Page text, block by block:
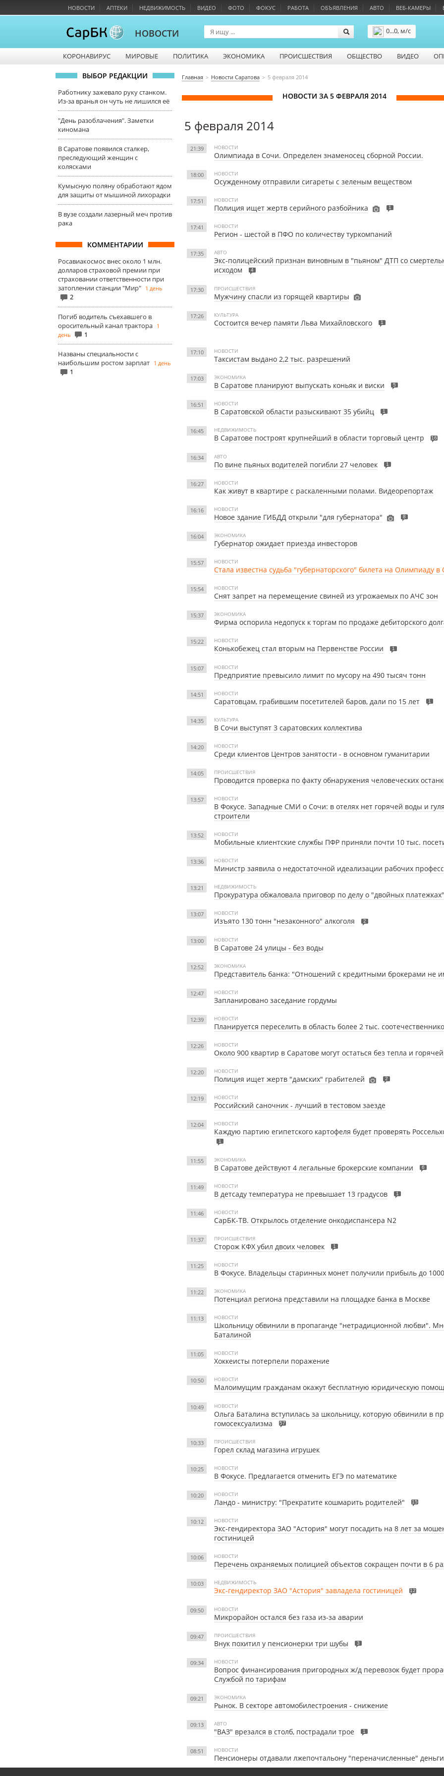
НОВОСТИ АПТЕКИ НЕДВИЖИМОСТЬ ВИДЕО ФОТО ФОКУС РАБОТА ОБЪЯВЛЕНИЯ АВТО ВЕБ-КАМЕРЫ
НОВОСТИ
0...0, м/с
КОРОНАВИРУС МИРОВЫЕ ПОЛИТИКА ЭКОНОМИКА ПРОИСШЕСТВИЯ ОБЩЕСТВО ВИДЕО
ВЫБОР РЕДАКЦИИ
Работнику зажевало руку станком.
Из-за вранья он чуть не лишился её
"День разоблачения". Заметки
киномана
В Саратове появился сталкер,
преследующий женщин с
колясками
Кумысную поляну обработают ядом
для защиты от мышиной лихорадки
В вузе создали лазерный меч против
рака
КОММЕНТАРИИ
Росавиакосмос внес около 1 млн.
долларов страховой премии при
страховании ответственности при
затоплении станции "Мир" 1 день
2
Погиб водитель съехавшего в
оросительный канал трактора 1
день
1
Названы специальности с
наибольшим ростом зарплат 1 день
1
Главная Новости Саратова 5 февраля 2014
НОВОСТИ ЗА 5 ФЕВРАЛЯ 2014
5 февраля 2014
21:39 НОВОСТИ
Олимпиада в Сочи. Определен знаменосец сборной России.
18:00 НОВОСТИ
Осужденному отправили сигареты с зеленым веществом
17:51 НОВОСТИ
Полиция ищет жертв серийного разбойника 1
17:41 НОВОСТИ
Регион - шестой в ПФО по количеству туркомпаний
17:35 АВТО
Экс-полицейский признан виновным в "пьяном" ДТП со
исходом
4
17:30 ПРОИСШЕСТВИЯ
Мужчину спасли из горящей квартиры
17:26 КУЛЬТУРА
Состоится вечер памяти Льва Михайловского 1
17:10 НОВОСТИ
Таксистам выдано 2,2 тыс. разрешений
17:03 ЭКОНОМИКА
В Саратове планируют выпускать коньяк и виски 5
16:51 НОВОСТИ
В Саратовской области разыскивают 35 убийц 1
16:45 НЕДВИЖИМОСТЬ
В Саратове построят крупнейший в области торговый центр 16
16:34 АВТО
По вине пьяных водителей погибли 27 человек 1
16:27 НОВОСТИ
Как живут в квартире с раскаленными полами. Видеорепортаж
16:16 НОВОСТИ
Новое здание ГИБДД открыли "для губернатора" 8
16:04 ЭКОНОМИКА
Губернатор ожидает приезда инвесторов
15:57 НОВОСТИ
Стала известна судьба "губернаторского" билета на Олимпиаду в
15:54 НОВОСТИ
Снят запрет на перемещение свиней из угрожаемых по АЧС зон
15:37 ЭКОНОМИКА
Фирма оспорила недопуск к торгам по продаже дебиторского
15:22 НОВОСТИ
Конькобежец стал вторым на Первенстве России 1
15:07 НОВОСТИ
Предприятие превысило лимит по мусору на 490 тысяч тонн
14:51 НОВОСТИ
Саратовцам, грабившим посетителей баров, дали по 15 лет 1
14:35 КУЛЬТУРА
В Сочи выступят 3 саратовских коллектива
14:20 НОВОСТИ
Среди клиентов Центров занятости - в основном гуманитарии
14:05 ПРОИСШЕСТВИЯ
Проводится проверка по факту обнаружения человеческих
13:57 НОВОСТИ
В Фокусе. Западные СМИ о Сочи: в отелях нет горячей воды и
строители
13:52 НОВОСТИ
Мобильные клиентские службы ПФР приняли почти 10 тыс.
13:36 НОВОСТИ
Министр заявила о недостаточной идеализации рабочих
13:21 НЕДВИЖИМОСТЬ
Прокуратура обжаловала приговор по делу о "двойных платежках"
13:07 НОВОСТИ
Изъято 130 тонн "незаконного" алкоголя 2
13:00 НОВОСТИ
В Саратове 24 улицы - без воды
12:52 ЭКОНОМИКА
Представитель банка: "Отношений с кредитными брокерами не
12:47 НОВОСТИ
Запланировано заседание гордумы
12:39 НОВОСТИ
Планируется переселить в область более 2 тыс.
12:26 НОВОСТИ
Около 900 квартир в Саратове могут остаться без тепла и
12:20 НОВОСТИ
Полиция ищет жертв "дамских" грабителей 2
12:19 НОВОСТИ
Российский саночник - лучший в тестовом заезде
12:04 НОВОСТИ
Каждую партию египетского картофеля будет проверять
1
11:55 ЭКОНОМИКА
В Саратове действуют 4 легальные брокерские компании 6
11:49 НОВОСТИ
В детсаду температура не превышает 13 градусов 1
11:46 НОВОСТИ
СарБК-ТВ. Открылось отделение онкодиспансера N2
11:37 ПРОИСШЕСТВИЯ
Сторож КФХ убил двоих человек 1
11:25 НОВОСТИ
В Фокусе. Владельцы старинных монет получили прибыль до
11:22 ЭКОНОМИКА
Потенциал региона представили на площадке банка в Москве
11:13 НОВОСТИ
Школьницу обвинили в пропаганде "нетрадиционной любви".
Баталиной
11:05 НОВОСТИ
Хоккеисты потерпели поражение
10:50 НОВОСТИ
Малоимущим гражданам окажут бесплатную юридическую
10:49 НОВОСТИ
Ольга Баталина вступилась за школьницу, которую обвинили в
гомосексуализма
57
10:33 ПРОИСШЕСТВИЯ
Горел склад магазина игрушек
10:25 НОВОСТИ
В Фокусе. Предлагается отменить ЕГЭ по математике
10:20 НОВОСТИ
Ландо - министру: "Прекратите кошмарить родителей" 15
10:12 НОВОСТИ
Экс-гендиректора ЗАО "Астория" могут посадить на 8 лет за
гостиницей
10:06 НОВОСТИ
Перечень охраняемых полицией объектов сокращен почти в 6
10:03 НЕДВИЖИМОСТЬ
Экс-гендиректор ЗАО "Астория" завладела гостиницей 12
09:50 НОВОСТИ
Микрорайон остался без газа из-за аварии
09:47 ПРОИСШЕСТВИЯ
Внук похитил у пенсионерки три шубы 3
09:34 НОВОСТИ
Вопрос финансирования пригородных ж/д перевозок будет
Службой по тарифам
09:21 ЭКОНОМИКА
Рынок. В секторе автомобилестроения - снижение
09:13 АВТО
"ВАЗ" врезался в столб, пострадали трое 1
08:51 НОВОСТИ
Пенсионеры отдавали лжепочтальону "переначисленные" деньги